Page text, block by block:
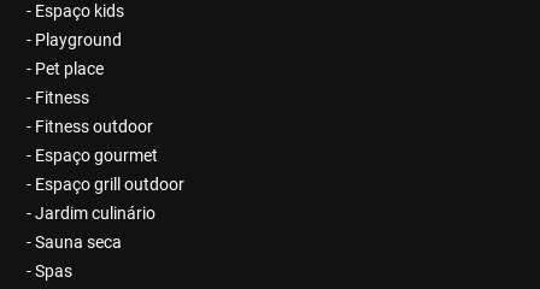
- Espaço kids
- Playground
- Pet place
- Fitness
- Fitness outdoor
- Espaço gourmet
- Espaço grill outdoor
- Jardim culinário
- Sauna seca
- Spas